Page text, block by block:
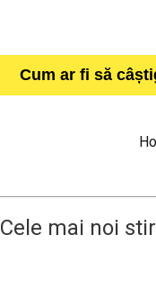
Cum ar fi să
Cele mai noi